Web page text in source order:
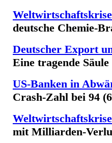
deutsche Chemie-
Deutscher Export
Eine tragende Säule
US-Banken in
Crash-Zahl bei 94
mit Milliarden-